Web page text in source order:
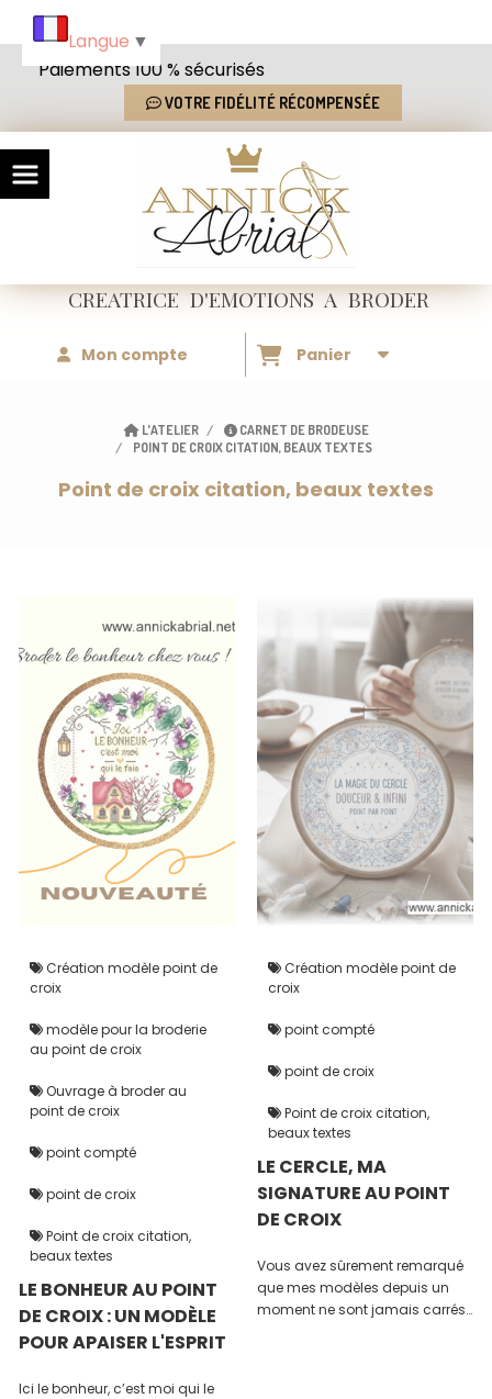
Paiements 100 % sécurisés
VOTRE FIDÉLITÉ RÉCOMPENSÉE
CREATRICED'EMOTIONSA BRODER
Mon compte Panier
L'ATELIER
CARNET DE BRODEUSE
POINT DE CROIX CITATION, BEAUX TEXTES
Point de croix citation, beaux textes
LE BONHEUR AU POINT
DE CROIX : UN MODÈLE
POUR APAISER L'ESPRIT
Ici le bonheur, c’est moi qui le
Création modèle point de
croix
modèle pour la broderie
au point de croix
Ouvrage à broder au
point de croix
point compté
point de croix
Point de croix citation,
beaux textes
LE CERCLE, MA
SIGNATURE AU POINT
DE CROIX
Vous avez sûrement remarqué
que mes modèles depuis un
moment ne sont jamais carrés
Création modèle point de
croix
point compté
point de croix
Point de croix citation,
beaux textes
Langue ▼